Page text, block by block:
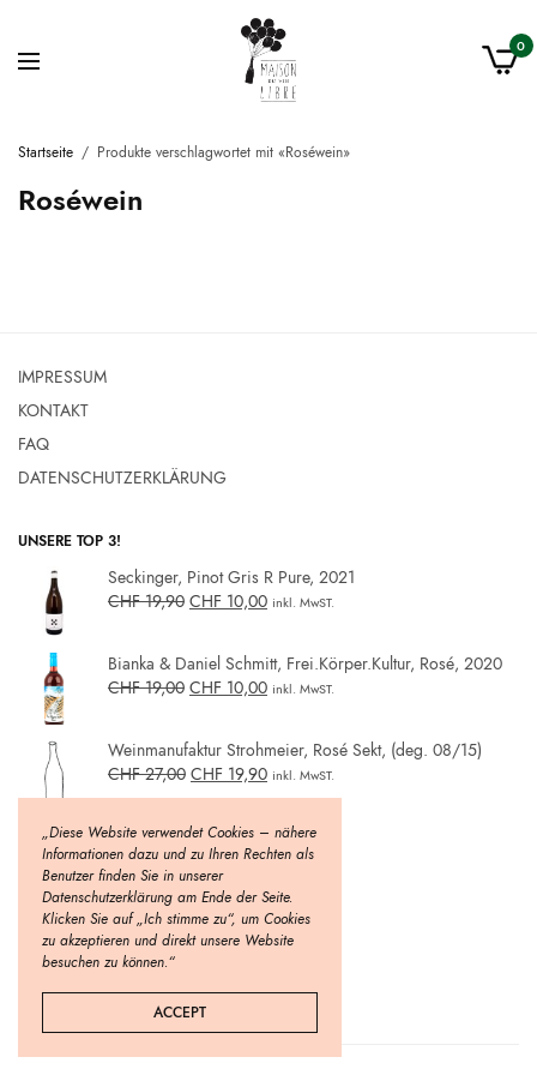
0
Startseite / Produkte verschlagwortet mit «Roséwein»
Roséwein
IMPRESSUM
KONTAKT
FAQ
DATENSCHUTZERKLÄRUNG
UNSERE TOP 3!
Seckinger, Pinot Gris R Pure, 2021
CHF19,90 CHF 10,00 inkl. MwST.
Bianka & Daniel Schmitt, Frei.Körper.Kultur, Rosé, 2020
CHF19,00 CHF 10,00 inkl. MwST.
Weinmanufaktur Strohmeier, Rosé Sekt, (deg. 08/15)
CHF27,00 CHF 19,90 inkl. MwST.
„Diese Website verwendet Cookies – nähere
Informationen dazu und zu Ihren Rechten als
Benutzer finden Sie in unserer
Datenschutzerklärung am Ende der Seite.
Klicken Sie auf „Ich stimme zu“, um Cookies
zu akzeptieren und direkt unsere Website
besuchen zu können.“
ACCEPT